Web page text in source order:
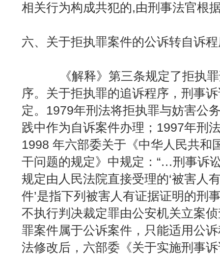
相关行为构成共犯的,由刑事法官根
六、关于拒执罪案件的公诉转自诉
《解释》第三条规定了拒执罪
序。关于拒执罪的追诉程序，刑事
定。1979年刑法将拒执罪与妨害公
践中作为自诉案件办理；1997年刑
1998 年六部委关于《中华人民共和
干问题的规定》中规定：“…刑事诉
规定由人民法院直接受理的‘被害人
件’是指下列被害人有证据证明的
不执行判决裁定罪由公安机关立案
罪案件属于公诉案件，只能适用公
法修改后，六部委《关于实施刑事